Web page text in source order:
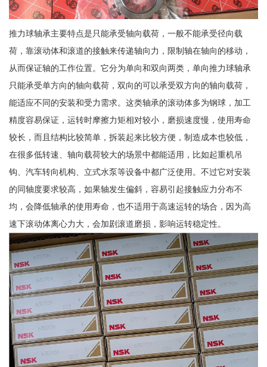
推力球轴承主要特点是只能承受轴向载荷，一般不能承受径向载
荷，靠滚动体和滚道的接触来传递轴向力，限制轴在轴向的移动，
从而保证轴的工作位置。它分为单向和双向两类，单向推力球轴承
只能承受单方向的轴向载荷，双向的可以承受双方向的轴向载荷，
能适应不同的安装和受力需求。这类轴承的滚动体多为钢球，加工
精度容易保证，运转时摩擦力矩相对较小，磨损速度慢，使用寿命
较长，而且结构比较简单，拆装起来比较方便，制造成本也较低，
在很多低转速、轴向载荷较大的场景中都能适用，比如起重机吊
钩、汽车转向机构、立式水泵等设备中都广泛使用。不过它对安装
的同轴度要求较高，如果轴发生偏斜，容易引起接触应力分布不
均，会降低轴承的使用寿命，也不适用于高速运转的场合，因为高
速下滚动体离心力大，会加剧滚道磨损，影响运转稳定性。